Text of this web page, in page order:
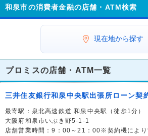
和泉市の消費者金融の店舗・ATM検索
現在地から探す
プロミスの店舗・ATM一覧
三井住友銀行和泉中央駅出張所ローン契
最寄駅：泉北高速鉄道 和泉中央駅（徒歩1分）
大阪府和泉市いぶき野5-1-1
店舗営業時間：9：00～21：00※契約機により